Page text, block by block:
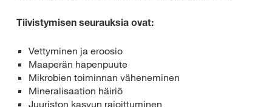
Tiivistymisen seurauksia ovat:
Vettyminen ja eroosio
Maaperän hapenpuute
Mikrobien toiminnan väheneminen
Mineralisaation häiriö
Juuriston kasvun rajoittuminen